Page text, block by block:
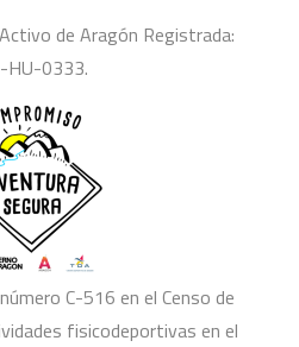
de Aragón Registrada:
HU-0333.
C-516 en el Censo de
fisicodeportivas en el